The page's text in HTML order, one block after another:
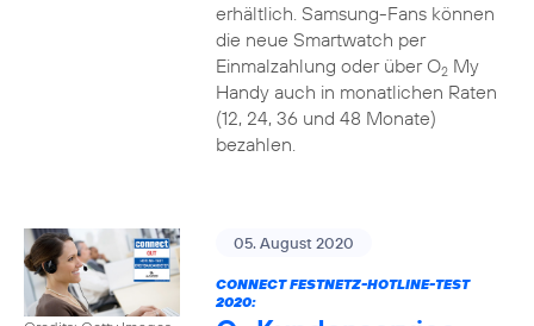
erhältlich. Samsung-Fans können
die neue Smartwatch per
Einmalzahlung oder über O2My
Handy auch in monatlichen Raten
(12, 24, 36 und 48 Monate)
bezahlen.
05. August 2020
CONNECT FESTNETZ-HOTLINE-TEST
2020: